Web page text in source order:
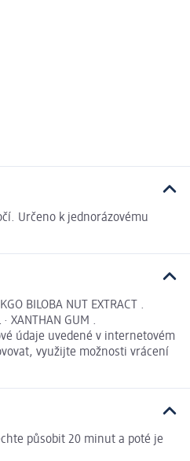
Určeno k jednorázovému
BILOBA NUT EXTRACT .
XANTHAN GUM .
údaje uvedené v internetovém
využijte možnosti vrácení
působit 20 minut a poté je